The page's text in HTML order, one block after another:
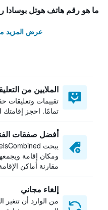
ما هو رقم هاتف هوتل بوسادا
عرض المزيد
الملايين من
تقييمات وتعليقات
تمامًا. احجز إقامتك
أفضل صفقات
ومكان إقامة
مقارنة أماكن
إلغاء مجاني
من الوارد أن